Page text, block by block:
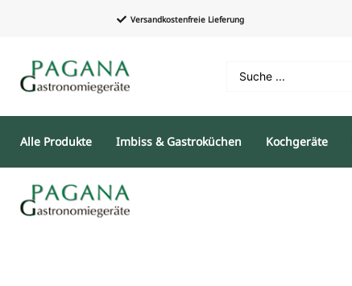
Versandkostenfreie Lieferung
Alle Produkte Imbiss & Gastroküchen Kochgeräte